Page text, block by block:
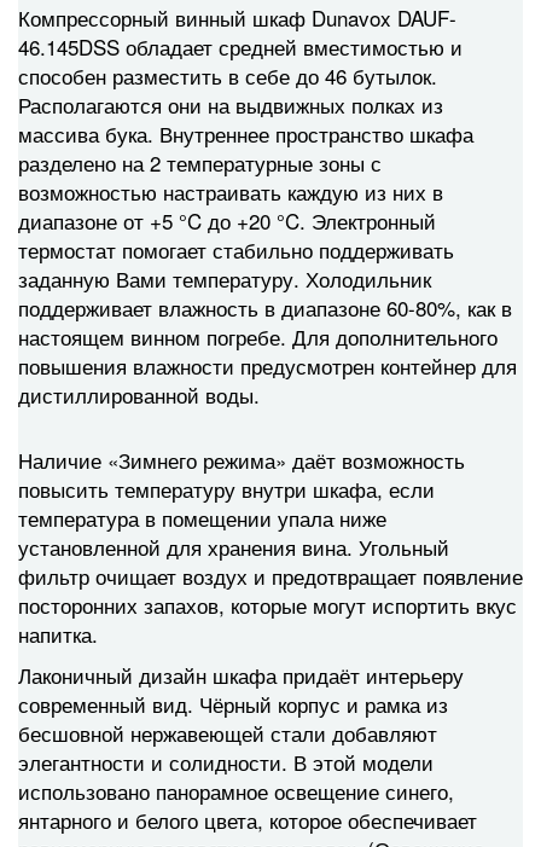
Компрессорный винный шкаф Dunavox DAUF-
46.145DSS обладает средней вместимостью и
способен разместить в себе до 46 бутылок.
Располагаются они на выдвижных полках из
массива бука. Внутреннее пространство шкафа
разделено на 2 температурные зоны с
возможностью настраивать каждую из них в
диапазоне от +5 °C до +20 °C. Электронный
термостат помогает стабильно поддерживать
заданную Вами температуру. Холодильник
поддерживает влажность в диапазоне 60-80%, как в
настоящем винном погребе. Для дополнительного
повышения влажности предусмотрен контейнер для
дистиллированной воды.
Наличие «Зимнего режима» даёт возможность
повысить температуру внутри шкафа, если
температура в помещении упала ниже
установленной для хранения вина. Угольный
фильтр очищает воздух и предотвращает появление
посторонних запахов, которые могут испортить вкус
напитка.
Лаконичный дизайн шкафа придаёт интерьеру
современный вид. Чёрный корпус и рамка из
бесшовной нержавеющей стали добавляют
элегантности и солидности. В этой модели
использовано панорамное освещение синего,
янтарного и белого цвета, которое обеспечивает